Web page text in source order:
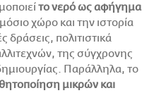
το νερό ως αφήγημα
χώρο και την ιστορία
δράσεις, πολιτιστικά
της σύγχρονης
Παράλληλα, το
μικρών και